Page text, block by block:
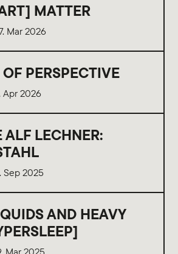
MATTER
Mar 2026
PERSPECTIVE
Apr 2026
ALF LECHNER:
Sep 2025
AND HEAVY
Mar 2025